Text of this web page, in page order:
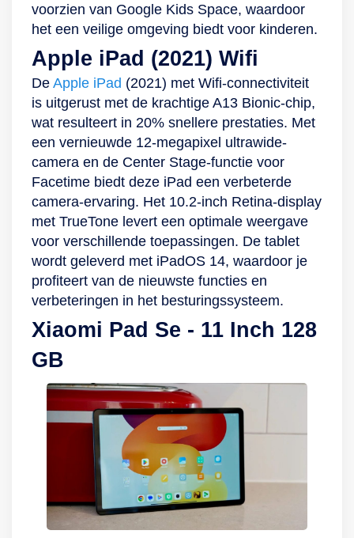
selfiecamera met 2
megapixel. Maak
dus gerust een
leuke foto van jezelf
en je vrienden, of
van het uitzicht dat
je bewondert als je
onderweg bent.
Maar de camera
heeft een nog
belangrijkere
functie. Deze is
namelijk in te stellen
als beveiliging om
toegang te krijgen
een blik met jouw
hij ontgrendeld. Zo
weet je zeker dat
niemand
ongevraagd
toegang krijgt tot
jouw (kids)content!
voorzien van Google Kids Space, waardoor
het een veilige omgeving biedt voor kinderen.
Apple iPad (2021) Wifi
De Apple iPad (2021) met Wifi-connectiviteit
is uitgerust met de krachtige A13 Bionic-chip,
wat resulteert in 20% snellere prestaties. Met
een vernieuwde 12-megapixel ultrawide-
camera en de Center Stage-functie voor
Facetime biedt deze iPad een verbeterde
camera-ervaring. Het 10.2-inch Retina-display
met TrueTone levert een optimale weergave
voor verschillende toepassingen. De tablet
wordt geleverd met iPadOS 14, waardoor je
profiteert van de nieuwste functies en
verbeteringen in het besturingssysteem.
Xiaomi Pad Se - 11 Inch 128
GB